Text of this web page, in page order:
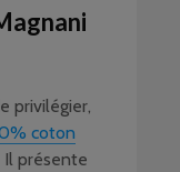
privilégier,
coton
Il présente